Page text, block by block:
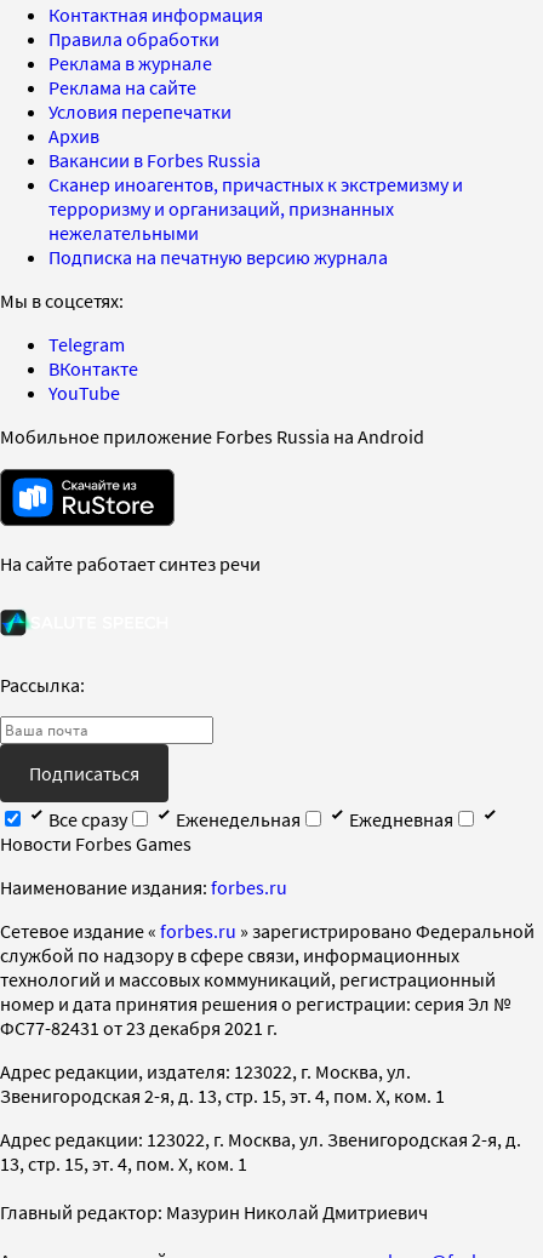
Контактная информация
Правила обработки
Реклама в журнале
Реклама на сайте
Условия перепечатки
Архив
Вакансии в Forbes Russia
Сканер иноагентов, причастных к экстремизму и
терроризму и организаций, признанных
нежелательными
Подписка на печатную версию журнала
Мы в соцсетях:
Telegram
ВКонтакте
YouTube
Мобильное приложение Forbes Russia на Android
На сайте работает синтез речи
Рассылка:
Подписаться
Все сразу
Еженедельная
Ежедневная
Новости Forbes Games
Наименование издания: forbes.ru
Cетевое издание « forbes.ru » зарегистрировано Федеральной
службой по надзору в сфере связи, информационных
технологий и массовых коммуникаций, регистрационный
номер и дата принятия решения о регистрации: серия Эл №
ФС77-82431 от 23 декабря 2021 г.
Адрес редакции, издателя: 123022, г. Москва, ул.
Звенигородская 2-я, д. 13, стр. 15, эт. 4, пом. X, ком. 1
Адрес редакции: 123022, г. Москва, ул. Звенигородская 2-я, д.
13, стр. 15, эт. 4, пом. X, ком. 1
Главный редактор: Мазурин Николай Дмитриевич